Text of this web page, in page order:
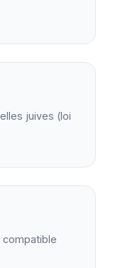
juives (loi
compatible